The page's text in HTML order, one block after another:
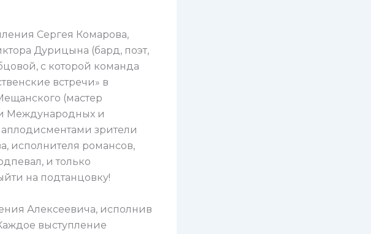
Сергея Комарова,
Дурицына (бард, поэт,
с которой команда
встречи» в
(мастер
Международных и
зрители
исполнителя романсов,
и только
на подтанцовку!
Алексеевича, исполнив
выступление